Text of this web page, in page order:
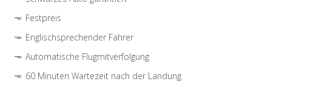
Festpreis
Englischsprechender Fahrer
Automatische Flugmitverfolgung
60 Minuten Wartezeit nach der Landung